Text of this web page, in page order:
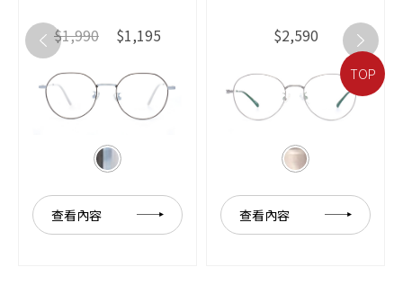
$1,990 $1,195
查看內容
$2,590
查看內容
TOP